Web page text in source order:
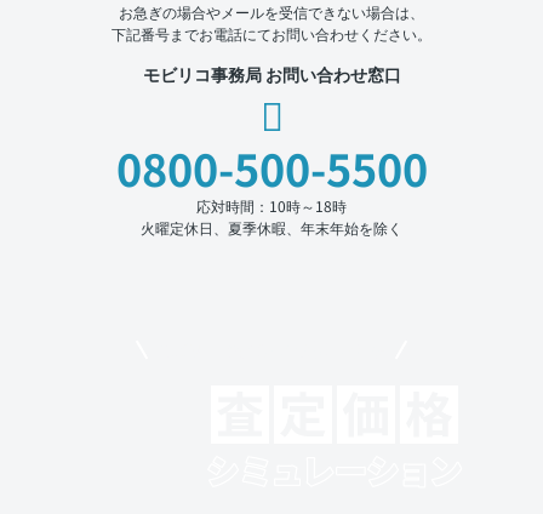
お急ぎの場合やメールを受信できない場合は、
下記番号までお電話にてお問い合わせください。
モビリコ事務局 お問い合わせ窓口
0800-500-5500
応対時間：10時～18時
火曜定休日、夏季休暇、年末年始を除く